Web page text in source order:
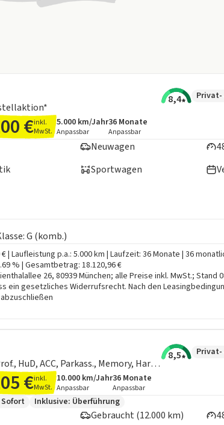
8,4 Privat-
€inkl.
MwSt.
Angebotsdetails:
Inklusive Laufleistung
5.000 km/Jahr
Anpassbar
Laufzeit
36 Monate
Anpassbar
Neuwagen
Sportwagen
G (komb.)
| Laufleistung p.a.: 5.000 km | Laufzeit: 36 Monate | 36
% | Gesamtbetrag: 18.120,96 €
26, 80939 München; alle Preise inkl. MwSt.; Stand
ein gesetzliches Widerrufsrecht. Nach den
Coupe LC Prof., HuD, ACC, Parkass., Memory, Harm./Kard., uvm.
8,5 Privat-
€inkl.
MwSt.
Angebotsdetails:
Inklusive Laufleistung
10.000 km/Jahr
Anpassbar
Laufzeit
36 Monate
Anpassbar
Fahrzeuginformationen:
Inklusive: Überführung
Gebraucht (12.000 km)